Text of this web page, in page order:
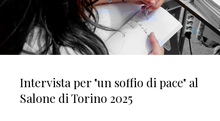
Intervista per "un soffio di pace" al
Salone di Torino 2025